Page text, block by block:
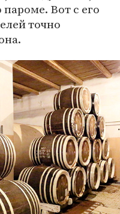
Вот с его
точно